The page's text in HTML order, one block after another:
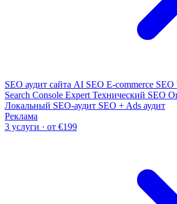
SEO аудит сайта AI SEO E-commerce SEO
Search Console Expert Технический SEO
Локальный SEO-аудит SEO + Ads аудит
Реклама
3 услуги · от €199